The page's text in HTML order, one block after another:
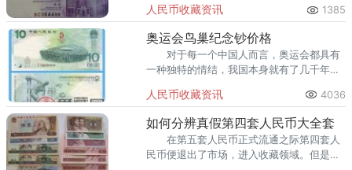
人民币收藏资讯 1385
奥运会鸟巢纪念钞价格
对于每一个中国人而言，奥运会都具有
一种独特的情结，我国本身就有了几千年的
动上都花费了很多的精神，终于在2008年得
以举行奥运会，虽然
人民币收藏资讯 4036
如何分辨真假第四套人民币大全套
在第五套人民币正式流通之际第四套人
民币便退出了市场，进入收藏领域。但是人